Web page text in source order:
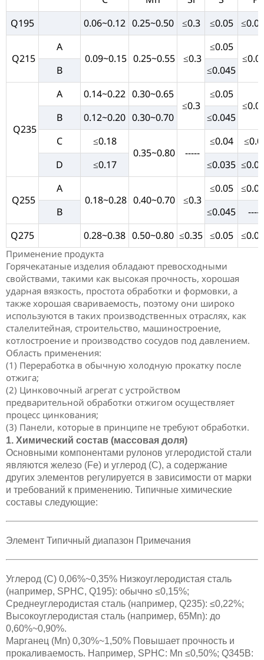
Q195
0.06~0.12 0.25~0.50 ≤0.3 ≤0.05
Q215
A
0.09~0.15 0.25~0.55 ≤0.3
≤0.05
B
≤0.045
Q235
A 0.14~0.22 0.30~0.65
≤0.3
≤0.05
B
0.12~0.20 0.30~0.70
≤0.045
C
≤0.18
0.35~0.80
-----
≤0.04
D
≤0.17 ≤0.035
Q255
A
0.18~0.28 0.40~0.70 ≤0.3
≤0.05
B
≤0.045
-----
Q275
0.28~0.38 0.50~0.80 ≤0.35 ≤0.05
Применение продукта
Горячекатаные изделия обладают превосходными
свойствами, такими как высокая прочность, хорошая
ударная вязкость, простота обработки и формовки, а
также хорошая свариваемость, поэтому они широко
используются в таких производственных отраслях, как
сталелитейная, строительство, машиностроение,
котлостроение и производство сосудов под давлением.
Область применения:
(1) Переработка в обычную холодную прокатку после
отжига;
(2) Цинковочный агрегат с устройством
предварительной обработки отжигом осуществляет
процесс цинкования;
(3) Панели, которые в принципе не требуют обработки.
1. Химический состав (массовая доля)
Основными компонентами рулонов углеродистой стали
являются железо (Fe) и углерод (C), а содержание
других элементов регулируется в зависимости от марки
и требований к применению. Типичные химические
составы следующие:
Элемент Типичный диапазон Примечания
Углерод (C) 0,06%~0,35% Низкоуглеродистая сталь
(например, SPHC, Q195): обычно ≤0,15%;
Среднеуглеродистая сталь (например, Q235): ≤0,22%;
Высокоуглеродистая сталь (например, 65Mn): до
0,60%~0,90%.
Марганец (Mn) 0,30%~1,50% Повышает прочность и
прокаливаемость. Например, SPHC: Mn ≤0,50%; Q345B: